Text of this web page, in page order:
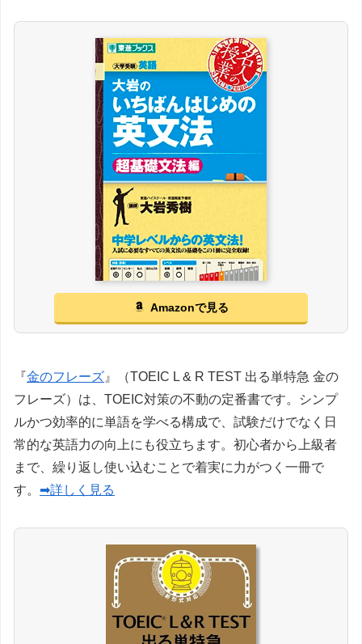
Amazonで見る
『金のフレーズ』（TOEIC L & R TEST 出る単特急 金の
フレーズ）は、TOEIC対策の不動の定番書です。シンプ
ルかつ効率的に単語を学べる構成で、試験だけでなく日
常的な英語力の向上にも役立ちます。初心者から上級者
まで、繰り返し使い込むことで着実に力がつく一冊で
す。 ➡詳しく見る